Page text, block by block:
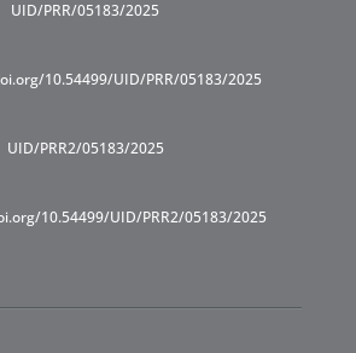
UID/PRR/05183/2025
10.54499/UID/PRR/05183/2025
UID/PRR2/05183/2025
10.54499/UID/PRR2/05183/2025